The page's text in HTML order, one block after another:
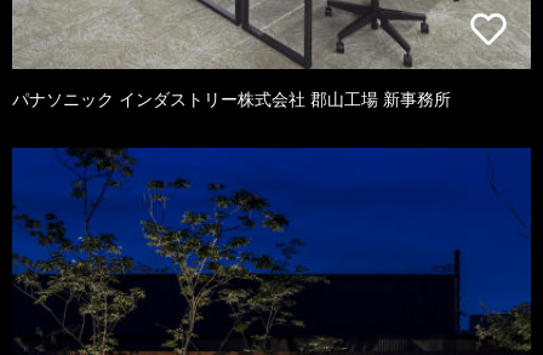
パナソニック インダストリー株式会社 郡山工場 新事務所